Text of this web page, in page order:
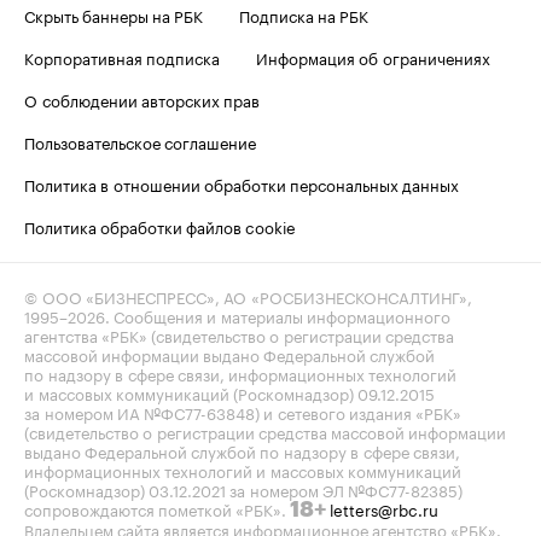
Скрыть баннеры на РБК
Подписка на РБК
Корпоративная подписка
Информация об ограничениях
О соблюдении авторских прав
Пользовательское соглашение
Политика в отношении обработки персональных данных
Политика обработки файлов cookie
© ООО «БИЗНЕСПРЕСС», АО «РОСБИЗНЕСКОНСАЛТИНГ»,
1995–2026 . Сообщения и материалы информационного
агентства «РБК» (свидетельство о регистрации средства
массовой информации выдано Федеральной службой
по надзору в сфере связи, информационных технологий
и массовых коммуникаций (Роскомнадзор) 09.12.2015
за номером ИА №ФС77-63848) и сетевого издания «РБК»
(свидетельство о регистрации средства массовой информации
выдано Федеральной службой по надзору в сфере связи,
информационных технологий и массовых коммуникаций
(Роскомнадзор) 03.12.2021 за номером ЭЛ №ФС77-82385)
сопровождаются пометкой «РБК». 18+ letters@rbc.ru
Владельцем сайта является информационное агентство «РБК».